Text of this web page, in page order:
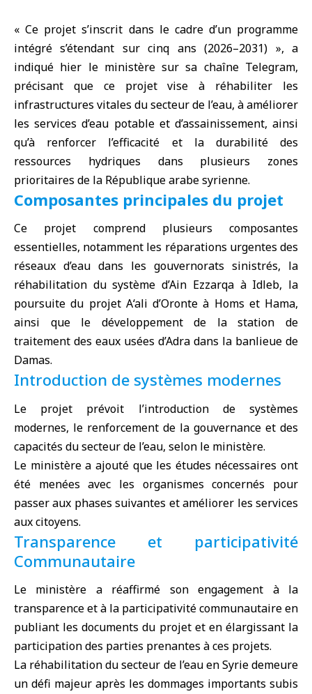
« Ce projet s’inscrit dans le cadre d’un programme
intégré s’étendant sur cinq ans (2026–2031) », a
indiqué hier le ministère sur sa chaîne Telegram,
précisant que ce projet vise à réhabiliter les
infrastructures vitales du secteur de l’eau, à améliorer
les services d’eau potable et d’assainissement, ainsi
qu’à renforcer l’efficacité et la durabilité des
ressources hydriques dans plusieurs zones
prioritaires de la République arabe syrienne.
Composantes principales du projet
Ce projet comprend plusieurs composantes
essentielles, notamment les réparations urgentes des
réseaux d’eau dans les gouvernorats sinistrés, la
réhabilitation du système d’Ain Ezzarqa à Idleb, la
poursuite du projet A‘ali d’Oronte à Homs et Hama,
ainsi que le développement de la station de
traitement des eaux usées d’Adra dans la banlieue de
Damas.
Introduction de systèmes modernes
Le projet prévoit l’introduction de systèmes
modernes, le renforcement de la gouvernance et des
capacités du secteur de l’eau, selon le ministère.
Le ministère a ajouté que les études nécessaires ont
été menées avec les organismes concernés pour
passer aux phases suivantes et améliorer les services
aux citoyens.
Transparence et participativité
Communautaire
Le ministère a réaffirmé son engagement à la
transparence et à la participativité communautaire en
publiant les documents du projet et en élargissant la
participation des parties prenantes à ces projets.
La réhabilitation du secteur de l’eau en Syrie demeure
un défi majeur après les dommages importants subis